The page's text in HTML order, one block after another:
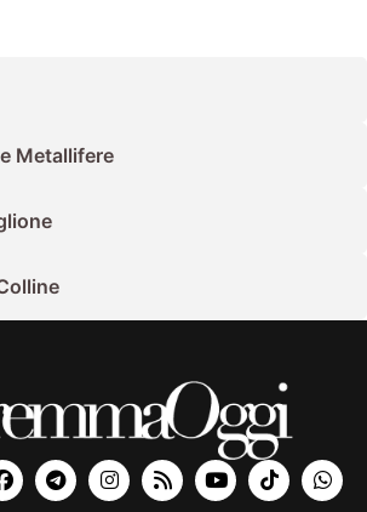
Metallifere